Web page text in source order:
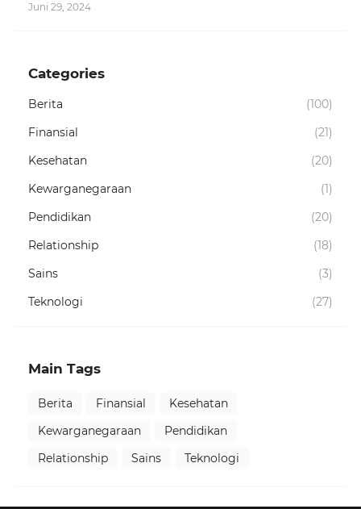
Juni 29, 2024
Categories
Berita
(100)
Finansial
(21)
Kesehatan
(20)
Kewarganegaraan
(1)
Pendidikan
(20)
Relationship
(18)
Sains
(3)
Teknologi
(27)
Main Tags
Berita Finansial
Kesehatan
Kewarganegaraan
Pendidikan
Relationship
Sains Teknologi